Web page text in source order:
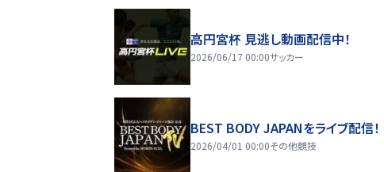
高円宮杯 見逃し動画配信中！
2026/06/17 00:00サッカー
BEST BODY JAPANをライブ配信！
2026/04/01 00:00その他競技